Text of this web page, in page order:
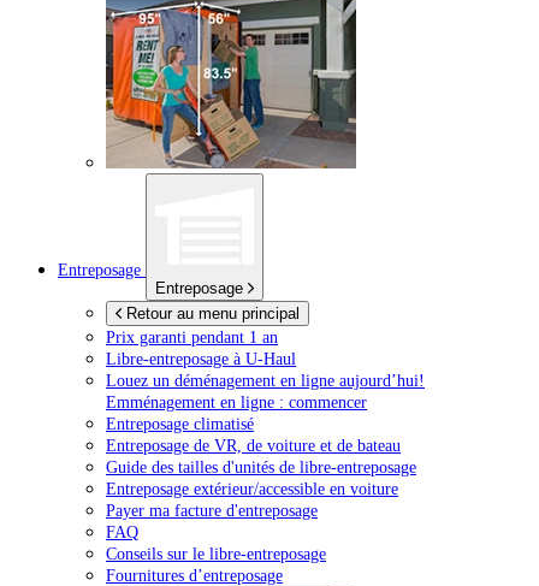
Entreposage
Entreposage
Retour au menu principal
Prix garanti pendant 1 an
Libre-entreposage à U-Haul
Louez un déménagement en ligne aujourd’hui!
Emménagement en ligne : commencer
Entreposage climatisé
Entreposage de VR, de voiture et de bateau
Guide des tailles d'unités de libre-entreposage
Entreposage extérieur/accessible en voiture
Payer ma facture d'entreposage
FAQ
Conseils sur le libre-entreposage
Fournitures d’entreposage